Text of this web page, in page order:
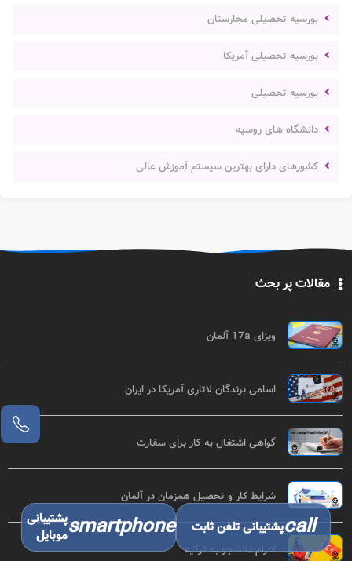
بورسیه تحصیلی مجارستان
بورسیه تحصیلی آمریکا
بورسیه تحصیلی
دانشگاه های روسیه
کشورهای دارای بهترین سیستم آموزش عالی
مقالات پر بحث
ویزای 17a آلمان
اسامی برندگان لاتاری آمریکا در ایران
گواهی اشتغال به کار برای سفارت
شرایط کار و تحصیل همزمان در آلمان
اعزام دانشجو به ترکیه
callپشتیبانی تلفن ثابت smartphoneپشتیبانی
موبایل